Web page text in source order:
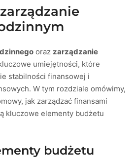
orazzarządzanie
umiejętności, które
stabilności finansowej i
W tym rozdziale omówimy,
jak zarządzać finansami
kluczowe elementy budżetu
budżetu